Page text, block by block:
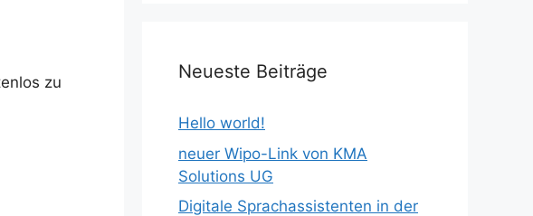
zu
Neueste Beiträge
Hello world!
neuer Wipo-Link von KMA
Solutions UG
Digitale Sprachassistenten in der